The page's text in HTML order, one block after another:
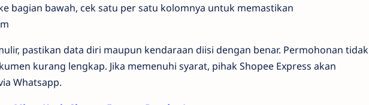
bagian bawah, cek satu per satu kolomnya untuk memastikan
pastikan data diri maupun kendaraan diisi dengan benar. Permohonan tidak
kurang lengkap. Jika memenuhi syarat, pihak Shopee Express akan
Whatsapp.